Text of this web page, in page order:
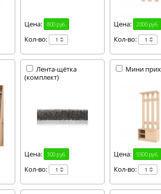
Цена: 800 руб.
Кол-во:
Цена: 2000 руб.
Кол-во:
Лента-щётка
(комплект)
Цена: 300 руб.
Кол-во:
Мини
Цена: 5500 руб.
Кол-во: